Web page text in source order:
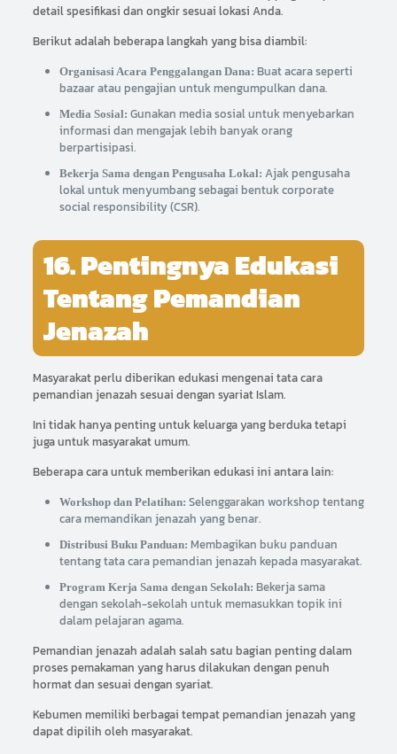
detail spesifikasi dan ongkir sesuai lokasi Anda.
Berikut adalah beberapa langkah yang bisa diambil:
Organisasi Acara Penggalangan Dana: Buat acara seperti
bazaar atau pengajian untuk mengumpulkan dana.
Media Sosial: Gunakan media sosial untuk menyebarkan
informasi dan mengajak lebih banyak orang
berpartisipasi.
Bekerja Sama dengan Pengusaha Lokal: Ajak pengusaha
lokal untuk menyumbang sebagai bentuk corporate
social responsibility (CSR).
16. Pentingnya Edukasi
Tentang Pemandian
Jenazah
Masyarakat perlu diberikan edukasi mengenai tata cara
pemandian jenazah sesuai dengan syariat Islam.
Ini tidak hanya penting untuk keluarga yang berduka tetapi
juga untuk masyarakat umum.
Beberapa cara untuk memberikan edukasi ini antara lain:
Workshop dan Pelatihan: Selenggarakan workshop tentang
cara memandikan jenazah yang benar.
Distribusi Buku Panduan: Membagikan buku panduan
tentang tata cara pemandian jenazah kepada masyarakat.
Program Kerja Sama dengan Sekolah: Bekerja sama
dengan sekolah-sekolah untuk memasukkan topik ini
dalam pelajaran agama.
Pemandian jenazah adalah salah satu bagian penting dalam
proses pemakaman yang harus dilakukan dengan penuh
hormat dan sesuai dengan syariat.
Kebumen memiliki berbagai tempat pemandian jenazah yang
dapat dipilih oleh masyarakat.